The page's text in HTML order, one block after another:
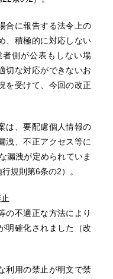
合に報告する法令上の
、積極的に対応しない
側が公表もしない場
切な対応ができないお
を受けて、今回の改正
は、要配慮個人情報の
洩、不正アクセス等に
漏洩が定められていま
規則第6条の2）。
不適正な方法により
明確化されました（改
利用の禁止が明文で禁